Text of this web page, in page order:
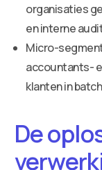
organisaties
en interne
Micro-
accountants-
klanten in
De